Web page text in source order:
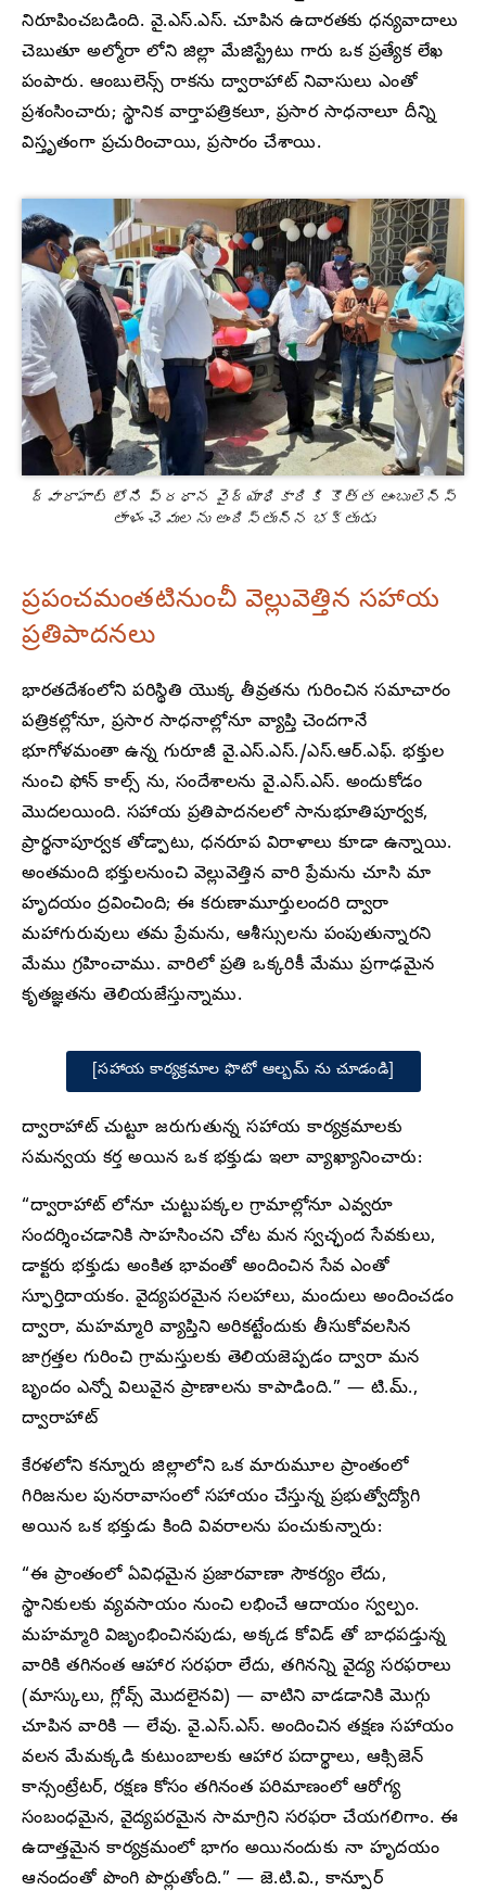
నిరూపించబడింది. వై.ఎస్.ఎస్. చూపిన ఉదారతకు ధన్యవాదాలు
చెబుతూ అల్మోరా లోని జిల్లా మేజిస్ట్రేటు గారు ఒక ప్రత్యేక లేఖ
పంపారు. ఆంబులెన్స్ రాకను ద్వారాహాట్ నివాసులు ఎంతో
ప్రశంసించారు; స్థానిక వార్తాపత్రికలూ, ప్రసార సాధనాలూ దీన్ని
విస్తృతంగా ప్రచురించాయి, ప్రసారం చేశాయి.
ద్వారాహాట్ లోని ప్రధాన వైద్యాధికారికి కొత్త ఆంబులెన్స్
తాళం చెవులను అందిస్తున్న భక్తుడు
ప్రపంచమంతటినుంచీ వెల్లువెత్తిన సహాయ
ప్రతిపాదనలు
భారతదేశంలోని పరిస్థితి యొక్క తీవ్రతను గురించిన సమాచారం
పత్రికల్లోనూ, ప్రసార సాధనాల్లోనూ వ్యాప్తి చెందగానే
భూగోళమంతా ఉన్న గురూజీ వై.ఎస్.ఎస్./ఎస్.ఆర్.ఎఫ్. భక్తుల
నుంచి ఫోన్ కాల్స్ ను, సందేశాలను వై.ఎస్.ఎస్. అందుకోడం
మొదలయింది. సహాయ ప్రతిపాదనలలో సానుభూతిపూర్వక,
ప్రార్థనాపూర్వక తోడ్పాటు, ధనరూప విరాళాలు కూడా ఉన్నాయి.
అంతమంది భక్తులనుంచి వెల్లువెత్తిన వారి ప్రేమను చూసి మా
హృదయం ద్రవించింది; ఈ కరుణామూర్తులందరి ద్వారా
మహాగురువులు తమ ప్రేమను, ఆశీస్సులను పంపుతున్నారని
మేము గ్రహించాము. వారిలో ప్రతి ఒక్కరికీ మేము ప్రగాఢమైన
కృతజ్ఞతను తెలియజేస్తున్నాము.
[సహాయ కార్యక్రమాల ఫొటో ఆల్బమ్ ను చూడండి]
ద్వారాహాట్ చుట్టూ జరుగుతున్న సహాయ కార్యక్రమాలకు
సమన్వయ కర్త అయిన ఒక భక్తుడు ఇలా వ్యాఖ్యానించారు:
“ద్వారాహాట్ లోనూ చుట్టుపక్కల గ్రామాల్లోనూ ఎవ్వరూ
సందర్శించడానికి సాహసించని చోట మన స్వచ్ఛంద సేవకులు,
డాక్టరు భక్తుడు అంకిత భావంతో అందించిన సేవ ఎంతో
స్ఫూర్తిదాయకం. వైద్యపరమైన సలహాలు, మందులు అందించడం
ద్వారా, మహమ్మారి వ్యాప్తిని అరికట్టేందుకు తీసుకోవలసిన
జాగ్రత్తల గురించి గ్రామస్తులకు తెలియజెప్పడం ద్వారా మన
బృందం ఎన్నో విలువైన ప్రాణాలను కాపాడింది.” — టి.మ్.,
ద్వారాహాట్
కేరళలోని కన్నూరు జిల్లాలోని ఒక మారుమూల ప్రాంతంలో
గిరిజనుల పునరావాసంలో సహాయం చేస్తున్న ప్రభుత్వోద్యోగి
అయిన ఒక భక్తుడు కింది వివరాలను పంచుకున్నారు:
“ఈ ప్రాంతంలో ఏవిధమైన ప్రజారవాణా సౌకర్యం లేదు,
స్థానికులకు వ్యవసాయం నుంచి లభించే ఆదాయం స్వల్పం.
మహమ్మారి విజృంభించినపుడు, అక్కడ కోవిడ్ తో బాధపడ్తున్న
వారికి తగినంత ఆహార సరఫరా లేదు, తగినన్ని వైద్య సరఫరాలు
(మాస్కులు, గ్లోవ్స్ మొదలైనవి) — వాటిని వాడడానికి మొగ్గు
చూపిన వారికి — లేవు. వై.ఎస్.ఎస్. అందించిన తక్షణ సహాయం
వలన మేమక్కడి కుటుంబాలకు ఆహార పదార్థాలు, ఆక్సిజెన్
కాన్సంట్రేటర్, రక్షణ కోసం తగినంత పరిమాణంలో ఆరోగ్య
సంబంధమైన, వైద్యపరమైన సామాగ్రిని సరఫరా చేయగలిగాం. ఈ
ఉదాత్తమైన కార్యక్రమంలో భాగం అయినందుకు నా హృదయం
ఆనందంతో పొంగి పొర్లుతోంది.” — జె.టి.వి., కాన్పూర్